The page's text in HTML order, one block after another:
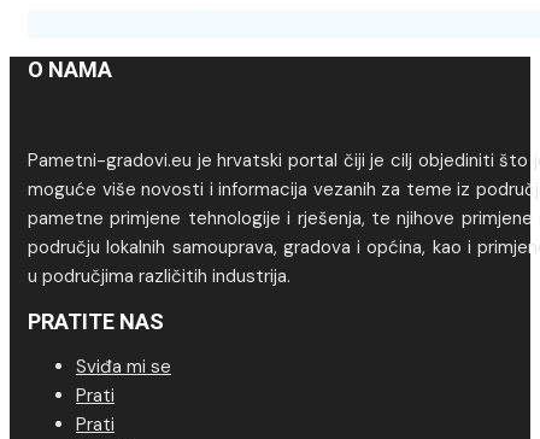
O NAMA
Pametni-gradovi.eu je hrvatski portal čiji je cilj objediniti što
moguće više novosti i informacija vezanih za teme iz
pametne primjene tehnologije i rješenja, te njihove primjene
području lokalnih samouprava, gradova i općina, kao i
u područjima različitih industrija.
PRATITE NAS
Sviđa mi se
Prati
Prati